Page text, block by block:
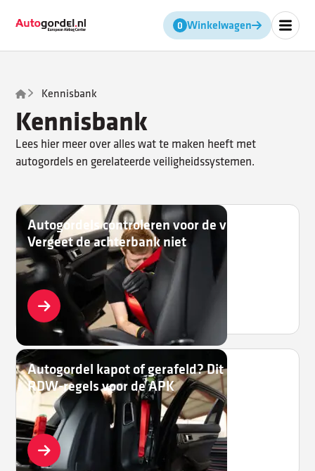
Winkelwagen
Geen producten in de
Kennisbank
Kennisbank
Lees hier meer over alles wat te maken heeft met
autogordels en gerelateerde veiligheidssystemen.
Autogordels controleren voor de vakantie?
Vergeet de achterbank niet
Autogordel kapot of gerafeld? Dit zijn de
RDW-regels voor de APK